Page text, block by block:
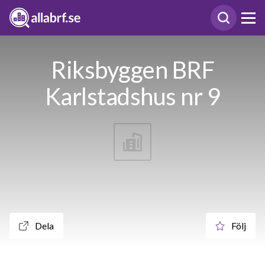
Riksbyggen BRF
Karlstadshus nr 9
Dela Följ